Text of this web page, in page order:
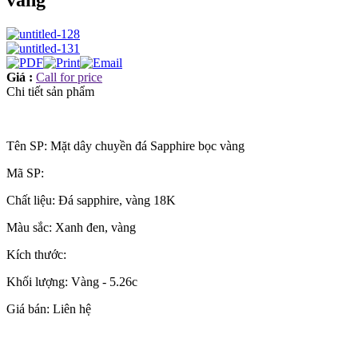
Giá : Call for price
Chi tiết sản phẩm
Tên SP: Mặt dây chuyền đá Sapphire bọc vàng
Mã SP:
Chất liệu: Đá sapphire, vàng 18K
Màu sắc: Xanh đen, vàng
Kích thước:
Khối lượng: Vàng - 5.26c
Giá bán: Liên hệ